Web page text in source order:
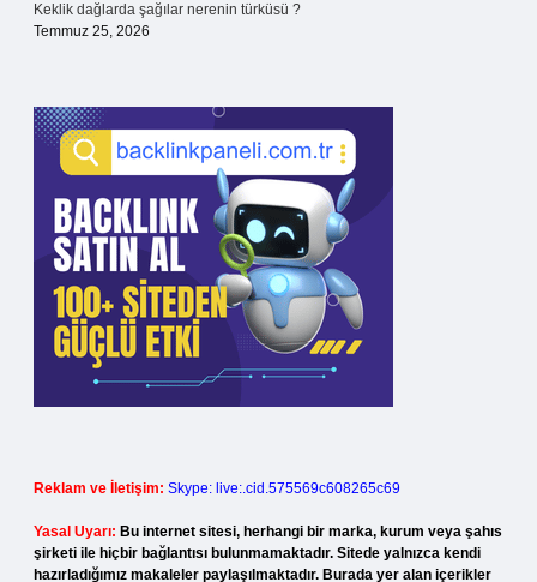
Keklik dağlarda şağılar nerenin türküsü ?
Temmuz 25, 2026
Reklam ve İletişim: Skype: live:.cid.575569c608265c69
Yasal Uyarı: Bu internet sitesi, herhangi bir marka, kurum veya şahıs
şirketi ile hiçbir bağlantısı bulunmamaktadır. Sitede yalnızca kendi
hazırladığımız makaleler paylaşılmaktadır. Burada yer alan içerikler